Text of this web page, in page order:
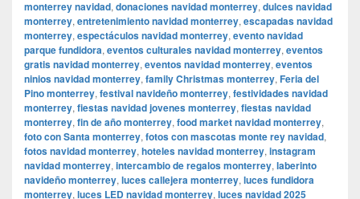
monterrey navidad, donaciones navidad monterrey, dulces navidad
monterrey, entretenimiento navidad monterrey, escapadas navidad
monterrey, espectáculos navidad monterrey, evento navidad
parque fundidora, eventos culturales navidad monterrey, eventos
gratis navidad monterrey, eventos navidad monterrey, eventos
ninios navidad monterrey, family Christmas monterrey, Feria del
Pino monterrey, festival navideño monterrey, festividades navidad
monterrey, fiestas navidad jovenes monterrey, fiestas navidad
monterrey, fin de año monterrey, food market navidad monterrey,
foto con Santa monterrey, fotos con mascotas monte rey navidad,
fotos navidad monterrey, hoteles navidad monterrey, instagram
navidad monterrey, intercambio de regalos monterrey, laberinto
navideño monterrey, luces callejera monterrey, luces fundidora
monterrey, luces LED navidad monterrey, luces navidad 2025